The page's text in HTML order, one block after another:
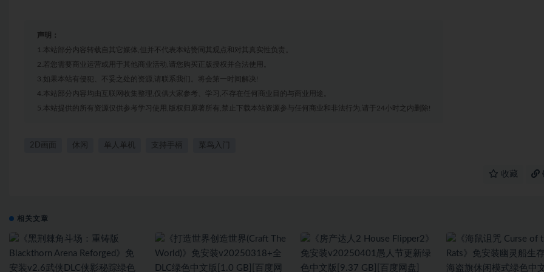
声明：
1.本站部分内容转载自其它媒体,但并不代表本站赞同其观点和对其真实性负责。
2.若您需要商业运营或用于其他商业活动,请您购买正版授权并合法使用。
3.如果本站有侵犯、不妥之处的资源,请联系我们。将会第一时间解决!
4.本站部分内容均由互联网收集整理,仅供大家参考、学习,不存在任何商业目的与商业用途。
5.本站提供的所有资源仅供参考学习使用,版权归原著所有,禁止下载本站资源参与任何商业和非法行为,请于24小时之内删除!
2D画面 休闲 单人单机 支持手柄 菜鸟入门
收藏
相关文章